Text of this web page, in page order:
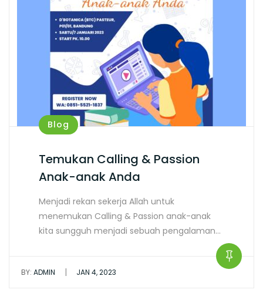
Blog
Temukan Calling & Passion
Anak-anak Anda
Menjadi rekan sekerja Allah untuk
menemukan Calling & Passion anak-anak
kita sungguh menjadi sebuah pengalaman…
BY: ADMIN | JAN 4, 2023